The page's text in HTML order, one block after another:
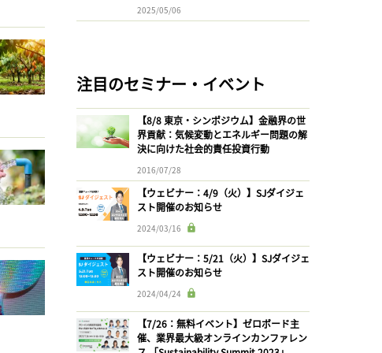
2025/05/06
注目のセミナー・イベント
【8/8 東京・シンポジウム】金融界の世
界貢献：気候変動とエネルギー問題の解
決に向けた社会的責任投資行動
2016/07/28
【ウェビナー：4/9（火）】SJダイジェ
スト開催のお知らせ
2024/03/16
【ウェビナー：5/21（火）】SJダイジェ
スト開催のお知らせ
2024/04/24
【7/26：無料イベント】ゼロボード主
催、業界最大級オンラインカンファレン